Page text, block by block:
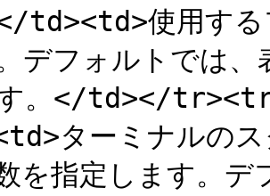
td><td>使用する
デフォルトでは
。</td></
ターミナルのス
を指定します。